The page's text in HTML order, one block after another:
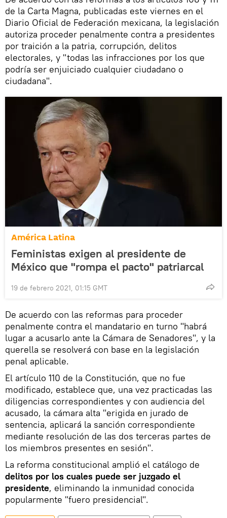
de la Carta Magna, publicadas este viernes en el
Diario Oficial de Federación mexicana, la legislación
autoriza proceder penalmente contra a presidentes
por traición a la patria, corrupción, delitos
electorales, y "todas las infracciones por los que
podría ser enjuiciado cualquier ciudadano o
ciudadana".
América Latina
Feministas exigen al presidente de
México que "rompa el pacto" patriarcal
19 de febrero 2021, 01:15 GMT
De acuerdo con las reformas para proceder
penalmente contra el mandatario en turno "habrá
lugar a acusarlo ante la Cámara de Senadores", y la
querella se resolverá con base en la legislación
penal aplicable.
El artículo 110 de la Constitución, que no fue
modificado, establece que, una vez practicadas las
diligencias correspondientes y con audiencia del
acusado, la cámara alta "erigida en jurado de
sentencia, aplicará la sanción correspondiente
mediante resolución de las dos terceras partes de
los miembros presentes en sesión".
La reforma constitucional amplió el catálogo de
delitos por los cuales puede ser juzgado el
presidente, eliminando la inmunidad conocida
popularmente "fuero presidencial".